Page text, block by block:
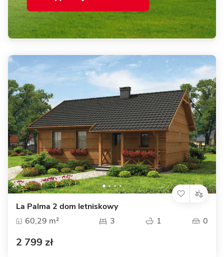
La Palma 2 dom letniskowy
60,29 m²
3 1 0
2 799 zł